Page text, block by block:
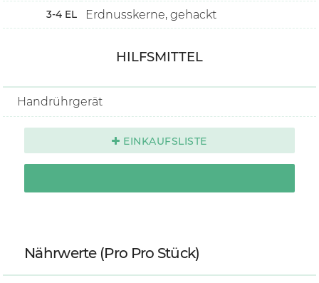
3-4 EL Erdnusskerne, gehackt
HILFSMITTEL
Handrührgerät
EINKAUFSLISTE
Nährwerte (Pro Pro Stück)